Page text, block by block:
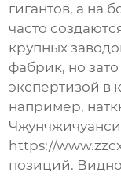
гигантов, а на
часто
крупных
фабрик, но
экспертизой в
например,
https://
позиций.